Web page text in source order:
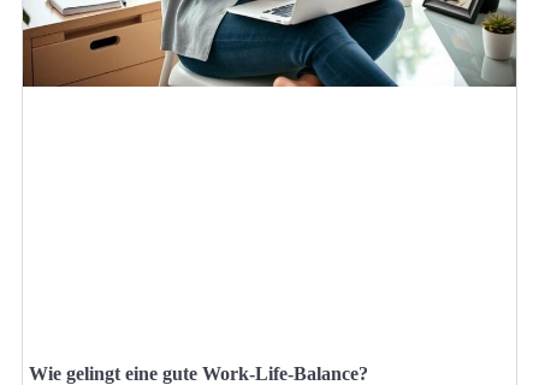
Wie gelingt eine gute Work-Life-Balance?